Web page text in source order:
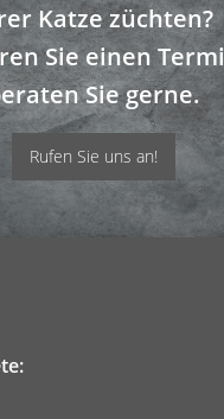
Katze züchten?
Sie einen
Sie gerne.
Rufen Sie uns an!